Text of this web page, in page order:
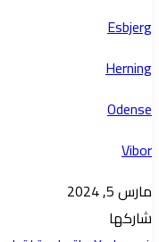
Esbjerg
Herning
Odense
Vibor
مارس 5, 2024
شاركها